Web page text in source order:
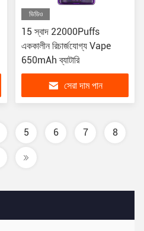
ভিডিও
15 স্বাদ 22000Puffs
এককালীন রিচার্জযোগ্য Vape
650mAh ব্যাটারি
সেরা দাম পান
5 6 7 8